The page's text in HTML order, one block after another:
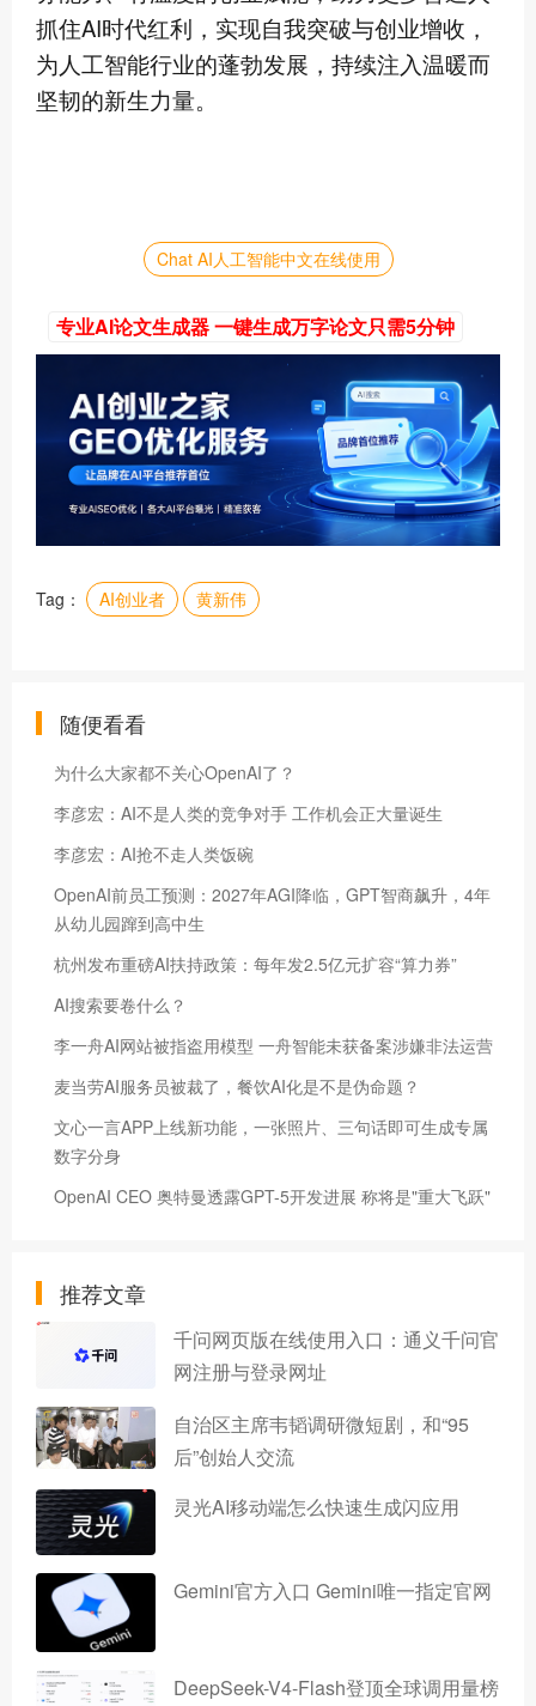
抓住AI时代红利，实现自我突破与创业增收，
为人工智能行业的蓬勃发展，持续注入温暖而
坚韧的新生力量。
Chat AI人工智能中文在线使用
专业AI论文生成器 一键生成万字论文只需5分钟
Tag： AI创业者 黄新伟
随便看看
为什么大家都不关心OpenAI了？
李彦宏：AI不是人类的竞争对手 工作机会正大量诞生
李彦宏：AI抢不走人类饭碗
OpenAI前员工预测：2027年AGI降临，GPT智商飙升，4年
从幼儿园蹿到高中生
杭州发布重磅AI扶持政策：每年发2.5亿元扩容“算力券”
AI搜索要卷什么？
李一舟AI网站被指盗用模型 一舟智能未获备案涉嫌非法运营
麦当劳AI服务员被裁了，餐饮AI化是不是伪命题？
文心一言APP上线新功能，一张照片、三句话即可生成专属
数字分身
OpenAI CEO 奥特曼透露GPT-5开发进展 称将是"重大飞跃"
推荐文章
千问网页版在线使用入口：通义千问官
网注册与登录网址
自治区主席韦韬调研微短剧，和“95
后”创始人交流
灵光AI移动端怎么快速生成闪应用
Gemini官方入口 Gemini唯一指定官网
DeepSeek-V4-Flash登顶全球调用量榜